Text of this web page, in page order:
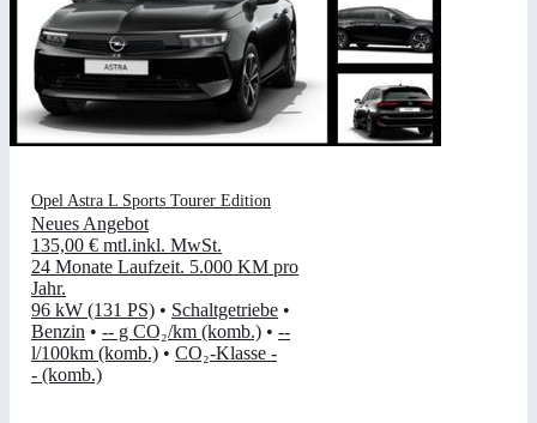
Opel Astra L Sports Tourer Edition
Neues Angebot
135,00 € mtl.inkl. MwSt.
24 Monate Laufzeit. 5.000 KM pro
Jahr.
96 kW (131 PS) • Schaltgetriebe •
Benzin • -- g CO₂/km (komb.) • --
l/100km (komb.) • CO₂-Klasse -
- (komb.)